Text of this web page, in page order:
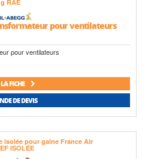
pour ventilateurs
pour ventilateurs
FICHE
DE DEVIS